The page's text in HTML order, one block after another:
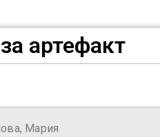
артефакт
Мария